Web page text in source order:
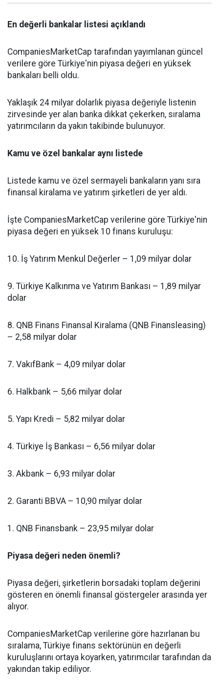
En değerli bankalar listesi açıklandı
CompaniesMarketCap tarafından yayımlanan güncel
verilere göre Türkiye'nin piyasa değeri en yüksek
bankaları belli oldu.
Yaklaşık 24 milyar dolarlık piyasa değeriyle listenin
zirvesinde yer alan banka dikkat çekerken, sıralama
yatırımcıların da yakın takibinde bulunuyor.
Kamu ve özel bankalar aynı listede
Listede kamu ve özel sermayeli bankaların yanı sıra
finansal kiralama ve yatırım şirketleri de yer aldı.
İşte CompaniesMarketCap verilerine göre Türkiye'nin
piyasa değeri en yüksek 10 finans kuruluşu:
10. İş Yatırım Menkul Değerler – 1,09 milyar dolar
9. Türkiye Kalkınma ve Yatırım Bankası – 1,89 milyar
dolar
8. QNB Finans Finansal Kiralama (QNB Finansleasing)
– 2,58 milyar dolar
7. VakıfBank – 4,09 milyar dolar
6. Halkbank – 5,66 milyar dolar
5. Yapı Kredi – 5,82 milyar dolar
4. Türkiye İş Bankası – 6,56 milyar dolar
3. Akbank – 6,93 milyar dolar
2. Garanti BBVA – 10,90 milyar dolar
1. QNB Finansbank – 23,95 milyar dolar
Piyasa değeri neden önemli?
Piyasa değeri, şirketlerin borsadaki toplam değerini
gösteren en önemli finansal göstergeler arasında yer
alıyor.
CompaniesMarketCap verilerine göre hazırlanan bu
sıralama, Türkiye finans sektörünün en değerli
kuruluşlarını ortaya koyarken, yatırımcılar tarafından da
yakından takip ediliyor.